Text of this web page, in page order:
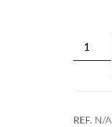
REF. N/A